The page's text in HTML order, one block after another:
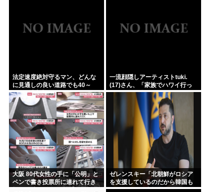
法定速度絶対守るマン、どんな
に見通しの良い道路でも40～
60km以上出さない
一流顔隠しアーティストtuki.
(17)さん、「家族でハワイ行っ
てきたw」 自己顕示欲がどんど
ん抑えられなくなる
大阪 80代女性の手に「公明」と
ペンで書き投票所に連れて行き
ゼレンスキー「北朝鮮がロシア
を支援しているのだから韓国も
ウクライナを支援しろ」